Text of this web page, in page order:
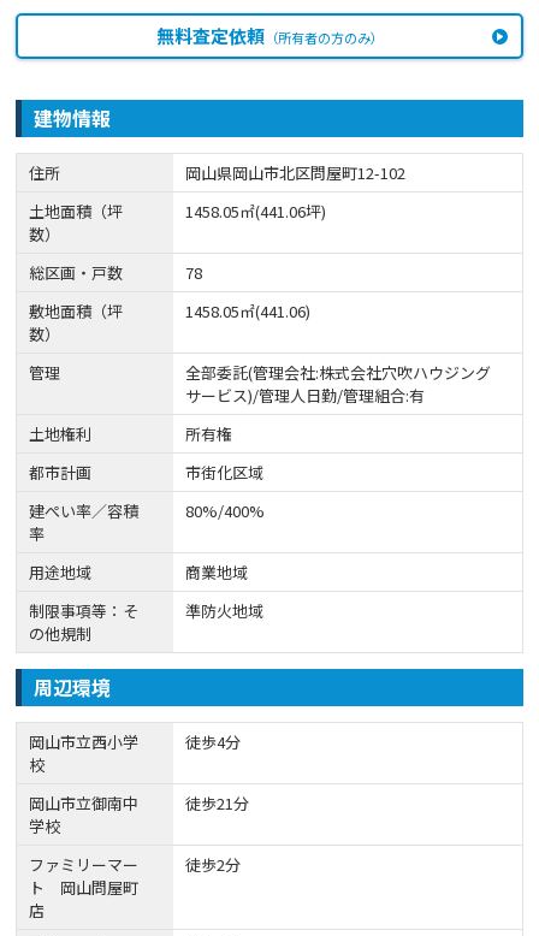
無料査定依頼（所有者の方のみ）
建物情報
住所
岡山県岡山市北区問屋町12-102
土地面積（坪
数）
1458.05㎡(441.06坪)
総区画・戸数
78
敷地面積（坪
数）
1458.05㎡(441.06)
管理
全部委託(管理会社:株式会社穴吹ハウジング
サービス)/管理人日勤/管理組合:有
土地権利
所有権
都市計画
市街化区域
建ぺい率／容積
率
80%/400%
用途地域
商業地域
制限事項等：そ
の他規制
準防火地域
周辺環境
岡山市立西小学
校
徒歩4分
岡山市立御南中
学校
徒歩21分
ファミリーマー
ト 岡山問屋町
店
徒歩2分